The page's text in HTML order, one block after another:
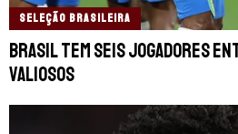
SELEÇÃO BRASILEIRA
Brasil tem seis jogadores
valiosos